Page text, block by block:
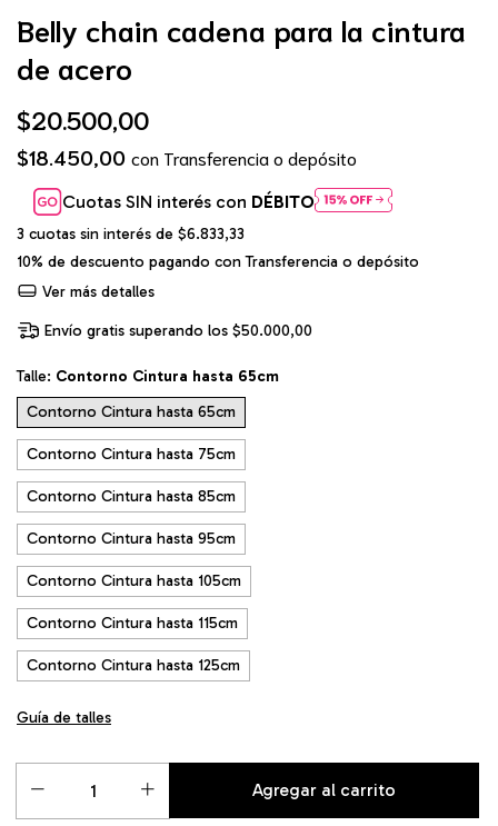
Belly chain cadena para la cintura
de acero
$20.500,00
$18.450,00 con Transferencia o depósito
Cuotas SIN interés con DÉBITO
3 cuotas sin interés de $6.833,33
10% de descuento pagando con Transferencia o depósito
Ver más detalles
Envío gratis superando los$50.000,00
Talle: Contorno Cintura hasta 65cm
Contorno Cintura hasta 65cm
Contorno Cintura hasta 75cm
Contorno Cintura hasta 85cm
Contorno Cintura hasta 95cm
Contorno Cintura hasta 105cm
Contorno Cintura hasta 115cm
Contorno Cintura hasta 125cm
Guía de talles